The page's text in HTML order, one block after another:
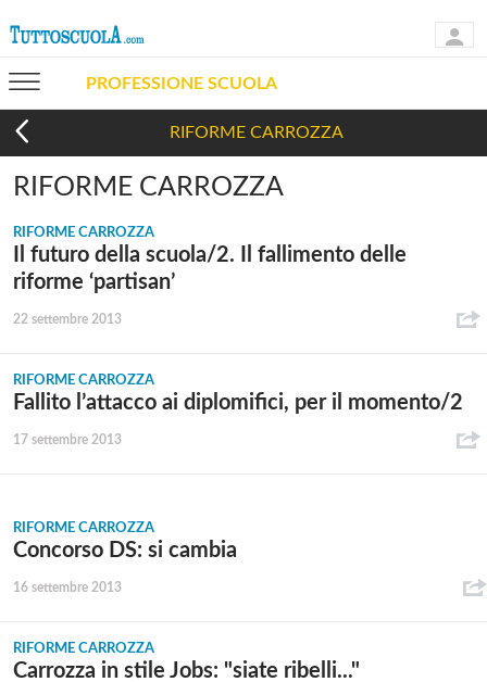
PROFESSIONE SCUOLA
RIFORME CARROZZA
RIFORME CARROZZA
RIFORME CARROZZA
Il futuro della scuola/2. Il fallimento delle
riforme ‘partisan’
22 settembre 2013
RIFORME CARROZZA
Fallito l’attacco ai diplomifici, per il momento/2
17 settembre 2013
RIFORME CARROZZA
Concorso DS: si cambia
16 settembre 2013
RIFORME CARROZZA
Carrozza in stile Jobs: "siate ribelli..."